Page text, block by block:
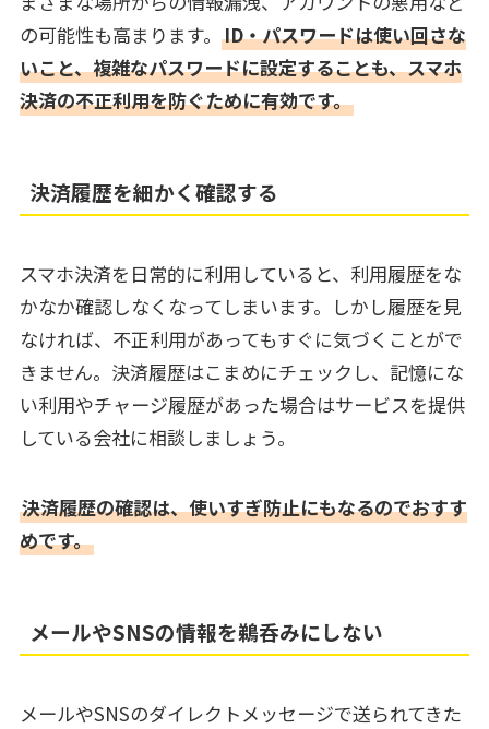
の可能性も高まります。 ID・パスワードは使い回さな
いこと、複雑なパスワードに設定することも、スマホ
決済の不正利用を防ぐために有効です。
決済履歴を細かく確認する
スマホ決済を日常的に利用していると、利用履歴をな
かなか確認しなくなってしまいます。しかし履歴を見
なければ、不正利用があってもすぐに気づくことがで
きません。決済履歴はこまめにチェックし、記憶にな
い利用やチャージ履歴があった場合はサービスを提供
している会社に相談しましょう。
決済履歴の確認は、使いすぎ防止にもなるのでおすす
めです。
メールやSNSの情報を鵜呑みにしない
メールやSNSのダイレクトメッセージで送られてきた